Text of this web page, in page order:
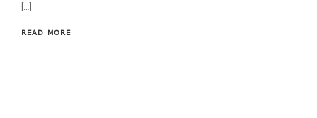
[…]
READ MORE